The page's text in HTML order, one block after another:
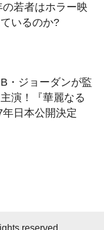
若者はホラー映
いるのか?
・ジョーダンが監
演！『華麗なる
日本公開決定